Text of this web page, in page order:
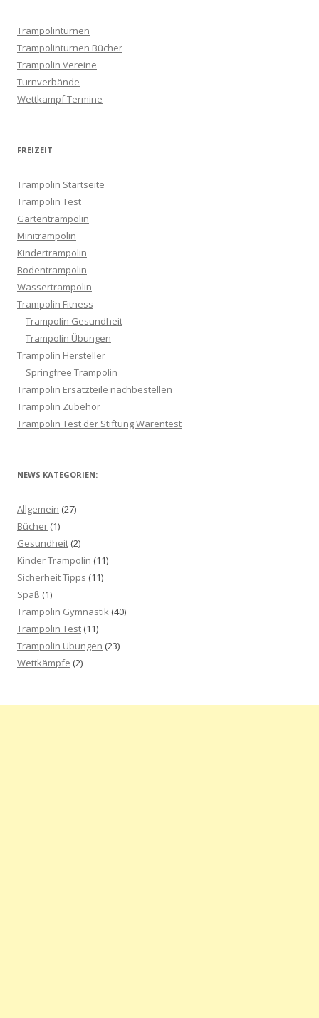
o
n
Trampolinturnen
Trampolinturnen Bücher
Trampolin Vereine
Turnverbände
Wettkampf Termine
FREIZEIT
Trampolin Startseite
Trampolin Test
Gartentrampolin
Minitrampolin
Kindertrampolin
Bodentrampolin
Wassertrampolin
Trampolin Fitness
Trampolin Gesundheit
Trampolin Übungen
Trampolin Hersteller
Springfree Trampolin
Trampolin Ersatzteile nachbestellen
Trampolin Zubehör
Trampolin Test der Stiftung Warentest
NEWS KATEGORIEN:
Allgemein (27)
Bücher (1)
Gesundheit (2)
Kinder Trampolin (11)
Sicherheit Tipps (11)
Spaß (1)
Trampolin Gymnastik (40)
Trampolin Test (11)
Trampolin Übungen (23)
Wettkämpfe (2)